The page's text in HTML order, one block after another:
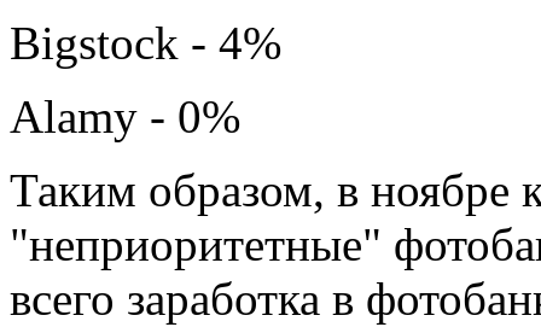
Bigstock - 4%
Alamy - 0%
Таким образом, в ноябре
"неприоритетные"
всего заработка в